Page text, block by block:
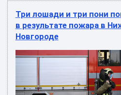
Три лошади и три пони
в результате пожара в
Новгороде